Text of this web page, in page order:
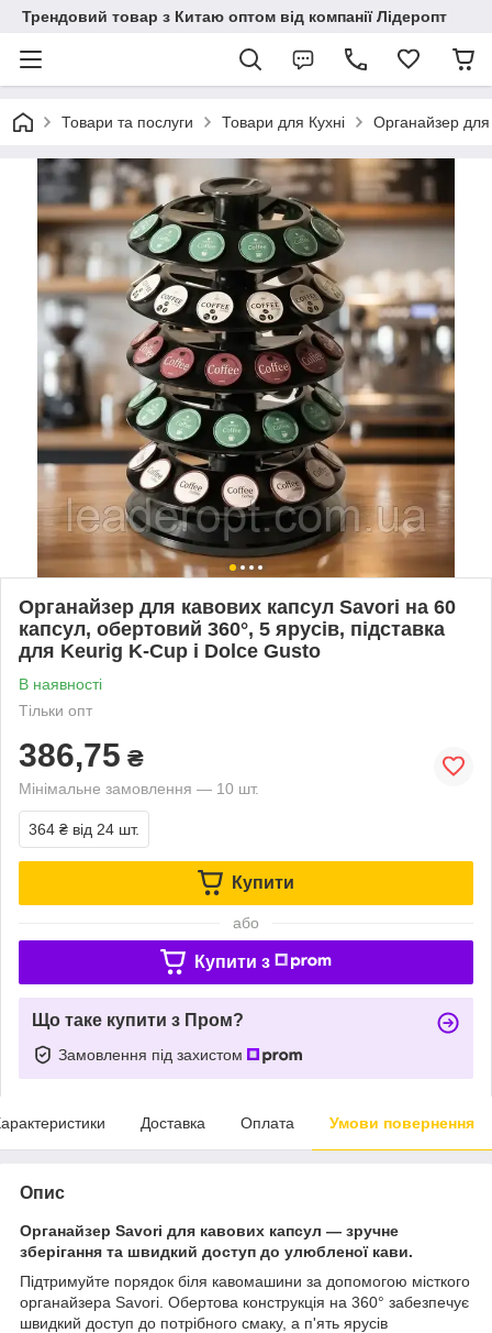
Трендовий товар з Китаю оптом від компанії Лідеропт
Товари та послуги Товари для Кухні Органайзер для
Органайзер для кавових капсул Savori на 60
капсул, обертовий 360°, 5 ярусів, підставка
для Keurig K-Cup і Dolce Gusto
В наявності
Тільки опт
386,75 ₴
Мінімальне замовлення — 10 шт.
364 ₴ від 24 шт.
Купити
або
Купити з
Що таке купити з Пром?
Замовлення під захистом
Доставка Оплата Умови повернення
Опис
Органайзер Savori для кавових капсул — зручне
зберігання та швидкий доступ до улюбленої кави.
Підтримуйте порядок біля кавомашини за допомогою місткого
органайзера Savori. Обертова конструкція на 360° забезпечує
швидкий доступ до потрібного смаку, а п'ять ярусів